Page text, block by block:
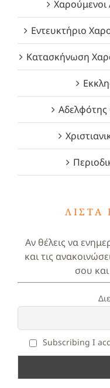
Χαρούμενοι
Εντευκτήριο
Κατασκήνωση
ΛΊΣΤΑ
Αν θέλεις να
και τις
σου
Subscribing I